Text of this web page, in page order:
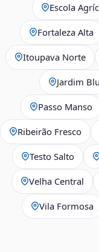
Escola
Fortaleza Alta
Itoupava Norte
Jardim
Passo Manso
Ribeirão Fresco
Testo Salto
Velha Central
Vila Formosa